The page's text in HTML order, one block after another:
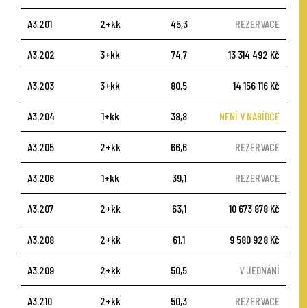
A3.201 2+kk 45,3 REZERVACE
A3.202 3+kk 74,7 13 314 492 Kč
A3.203 3+kk 80,5 14 156 116 Kč
A3.204 1+kk 38,8 NENÍ V NABÍDCE
A3.205 2+kk 66,6 REZERVACE
A3.206 1+kk 39,1 REZERVACE
A3.207 2+kk 63,1 10 673 878 Kč
A3.208 2+kk 61,1 9 580 928 Kč
A3.209 2+kk 50,5 V JEDNÁNÍ
A3.210 2+kk 50,3 REZERVACE